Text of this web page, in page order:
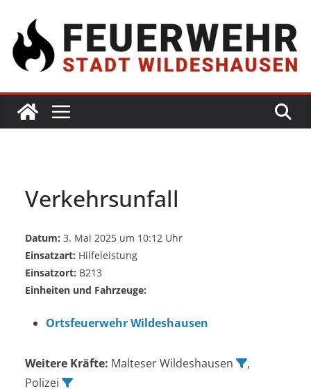
Verkehrsunfall
Datum: 3. Mai 2025 um 10:12 Uhr
Einsatzart: Hilfeleistung
Einsatzort: B213
Einheiten und Fahrzeuge:
Ortsfeuerwehr Wildeshausen
Weitere Kräfte: Malteser Wildeshausen
,
Polizei